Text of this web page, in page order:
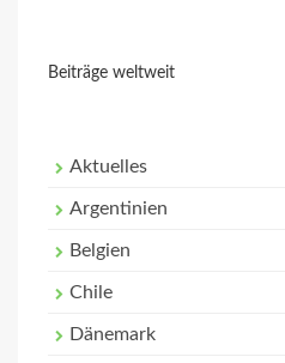
Beiträge weltweit
Aktuelles
Argentinien
Belgien
Chile
Dänemark